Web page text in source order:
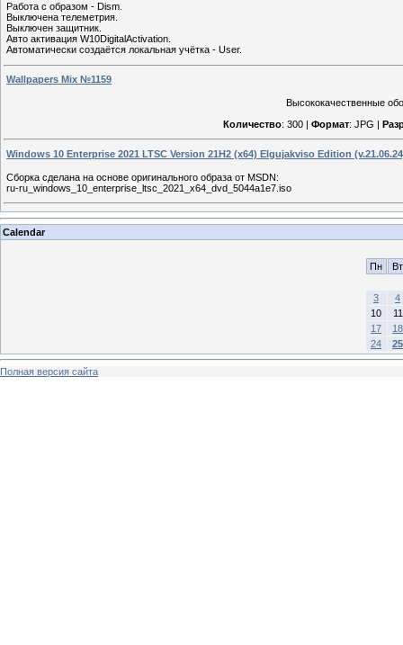
Работа с образом - Dism.
Выключена телеметрия.
Выключен защитник.
Авто активация W10DigitalActivation.
Автоматически создаётся локальная учётка - User.
Wallpapers Mix №1159
Высококачественные
Количество: 300 | Формат: JPG |
Windows 10 Enterprise 2021 LTSC Version 21H2 (x64) Elgujakviso Edition
Сборка сделана на основе оригинального образа от MSDN:
ru-ru_windows_10_enterprise_ltsc_2021_x64_dvd_5044a1e7.iso
Calendar
Пн Вт
3
4
10
11
17
18
24
25
Полная версия сайта